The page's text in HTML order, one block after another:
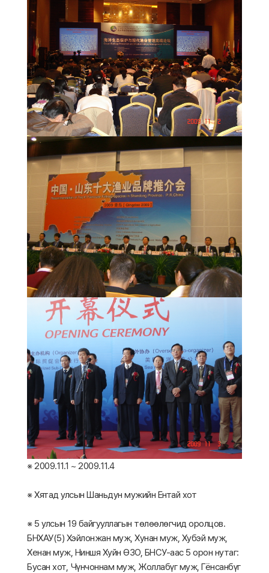
※ 2009.11.1 ~ 2009.11.4
※ Хятад улсын Шаньдун мужийн Ентай хот
※ 5 улсын 19 байгууллагын төлөөлөгчид оролцов.
БНХАУ(5) Хэйлонжан муж, Хунан муж, Хубэй муж,
Хенан муж, Ниншя Хуйн ӨЗО, БНСУ-аас 5 орон нутаг:
Бусан хот, Чүнчоннам муж, Жоллабүг муж, Гёнсанбүг